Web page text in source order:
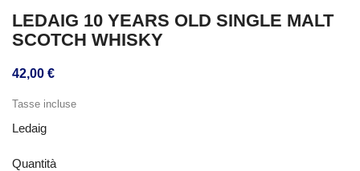
LEDAIG 10 YEARS OLD SINGLE MALT
SCOTCH WHISKY
42,00 €
Tasse incluse
Ledaig
Quantità